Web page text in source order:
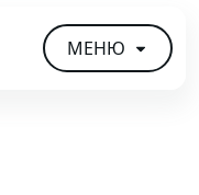
МЕНЮ